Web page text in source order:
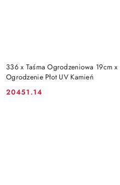
336 x Taśma Ogrodzeniowa 19cm x
Ogrodzenie Płot UV Kamień
Cena:
20451.14